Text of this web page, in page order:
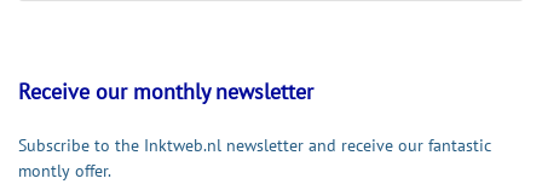
Receive our monthly newsletter
Subscribe to the Inktweb.nl newsletter and receive our fantastic
montly offer.